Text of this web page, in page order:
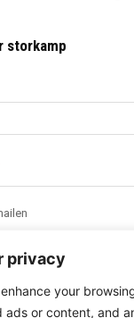
privacy
your
ads or content, and
storkamp